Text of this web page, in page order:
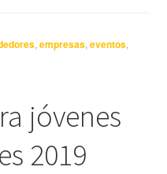
,empresas ,eventos
jóvenes
2019